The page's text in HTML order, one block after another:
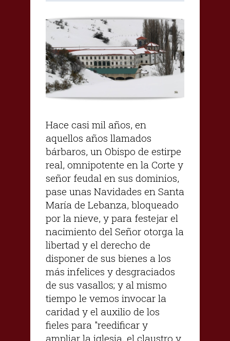
Hace casi mil años, en
aquellos años llamados
bárbaros, un Obispo de estirpe
real, omnipotente en la Corte y
señor feudal en sus dominios,
pase unas Navidades en Santa
María de Lebanza, bloqueado
por la nieve, y para festejar el
nacimiento del Señor otorga la
libertad y el derecho de
disponer de sus bienes a los
más infelices y desgraciados
de sus vasallos; y al mismo
tiempo le vemos invocar la
caridad y el auxilio de los
fieles para "reedificar y
ampliar la iglesia, el claustro y